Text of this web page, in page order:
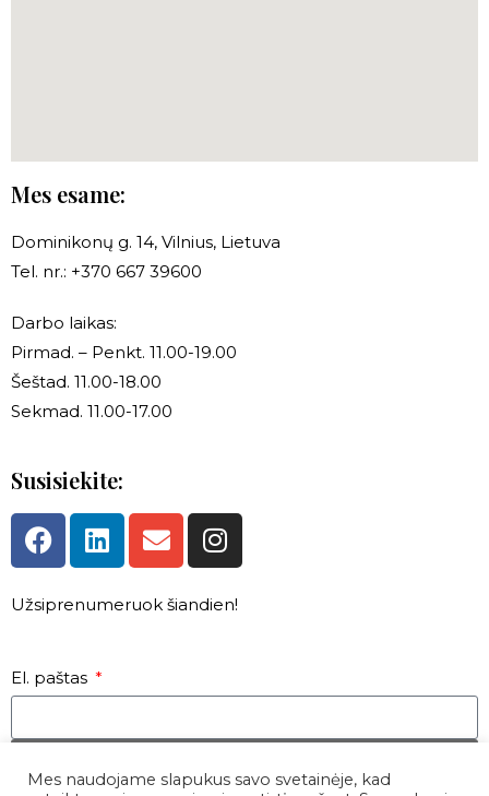
Mes esame:
Dominikonų g. 14, Vilnius, Lietuva
Tel. nr.: +370 667 39600
Darbo laikas:
Pirmad. – Penkt. 11.00-19.00
Šeštad. 11.00-18.00
Sekmad. 11.00-17.00
Susisiekite:
Užsiprenumeruok šiandien!
El. paštas
Mes naudojame slapukus savo svetainėje, kad